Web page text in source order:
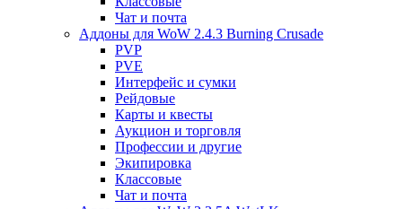
Чат и почта
Аддоны для WoW 2.4.3 Burning Crusade
PVP
PVE
Интерфейс и сумки
Рейдовые
Карты и квесты
Аукцион и торговля
Профессии и другие
Экипировка
Классовые
Чат и почта